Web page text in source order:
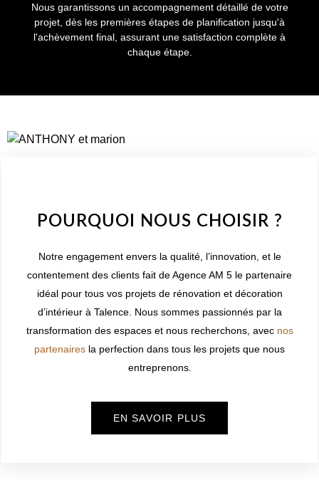
Nous garantissons un accompagnement détaillé de votre
projet, dès les premières étapes de planification jusqu'à
l'achèvement final, assurant une satisfaction complète à
chaque étape.
POURQUOI NOUS CHOISIR ?
Notre engagement envers la qualité, l’innovation, et le
contentement des clients fait de Agence AM 5 le partenaire
idéal pour tous vos projets de rénovation et décoration
d’intérieur à Talence. Nous sommes passionnés par la
transformation des espaces et nous recherchons, avec nos
partenaires la perfection dans tous les projets que nous
entreprenons.
EN SAVOIR PLUS